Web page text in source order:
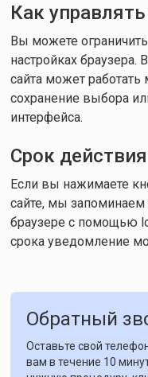
Как
Вы можете
настройках браузера.
сайта может
сохранение выбора
интерфейса.
Срок
Если вы нажимаете
сайте, мы
браузере с помощью
срока уведомление
Обратный
Оставьте свой
вам в течение 10